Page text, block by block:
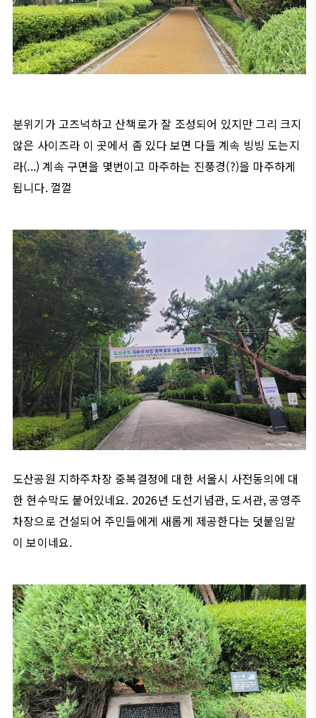
분위기가 고즈넉하고 산책로가 잘 조성되어 있지만 그리 크지
않은 사이즈라 이 곳에서 좀 있다 보면 다들 계속 빙빙 도는지
라(...) 계속 구면을 몇번이고 마주하는 진풍경(?)을 마주하게
됩니다. 껄껄
도산공원 지하주차장 중복결정에 대한 서울시 사전동의에 대
한 현수막도 붙어있네요. 2026년 도선기념관, 도서관, 공영주
차장으로 건설되어 주민들에게 새롭게 제공한다는 덧붙임말
이 보이네요.